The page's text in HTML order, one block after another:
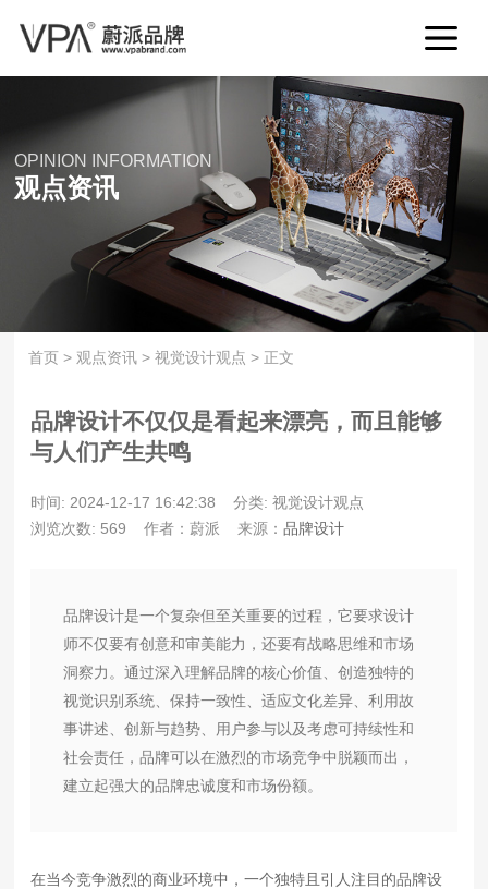
OPINION INFORMATION
观点资讯
首页 > 观点资讯 >视觉设计观点 > 正文
品牌设计不仅仅是看起来漂亮，而且能够
与人们产生共鸣
时间: 2024-12-17 16:42:38
分类: 视觉设计观点
浏览次数: 569
作者：蔚派 来源：品牌设计
品牌设计是一个复杂但至关重要的过程，它要求设计
师不仅要有创意和审美能力，还要有战略思维和市场
洞察力。通过深入理解品牌的核心价值、创造独特的
视觉识别系统、保持一致性、适应文化差异、利用故
事讲述、创新与趋势、用户参与以及考虑可持续性和
社会责任，品牌可以在激烈的市场竞争中脱颖而出，
建立起强大的品牌忠诚度和市场份额。
在当今竞争激烈的商业环境中，一个独特且引人注目的品牌设